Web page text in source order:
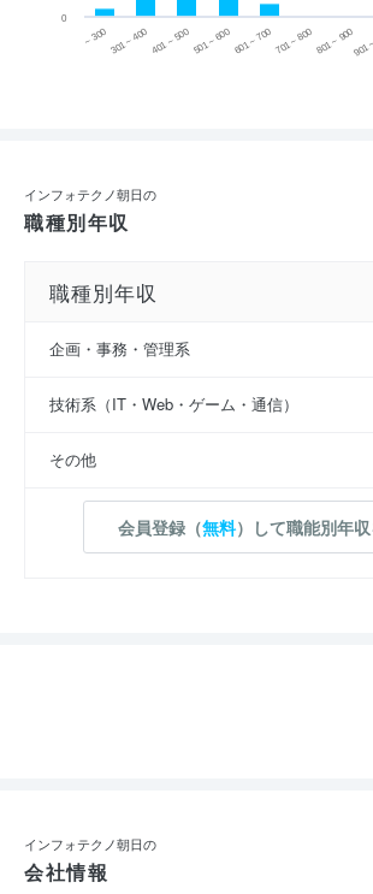
~ 300 301 ~ 400 401 ~ 500501 ~ 600601 ~ 700701 ~ 800801 ~ 900901
0
インフォテクノ朝日の
職種別年収
職種別年収
企画・事務・管理系
技術系（IT・Web・ゲーム・通信）
その他
会員登録（無料）して職能別年
インフォテクノ朝日の
会社情報